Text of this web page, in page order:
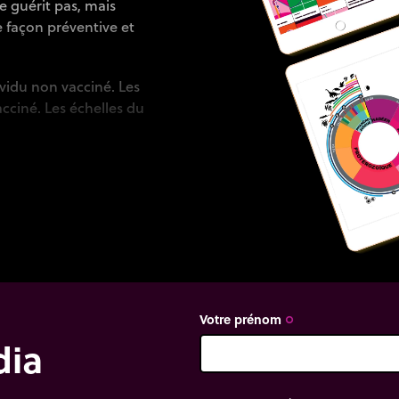
guérit pas, mais
façon préventive et
non vacciné. Les
Les échelles du
Votre prénom trip_origin